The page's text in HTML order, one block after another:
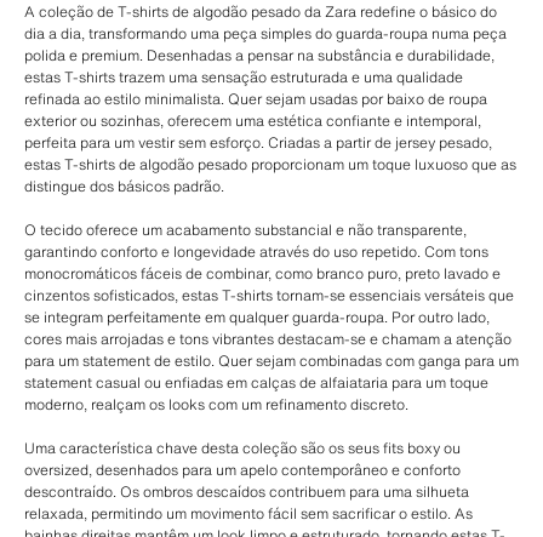
A coleção de T-shirts de algodão pesado da Zara redefine o básico do
dia a dia, transformando uma peça simples do guarda-roupa numa peça
polida e premium. Desenhadas a pensar na substância e durabilidade,
estas T-shirts trazem uma sensação estruturada e uma qualidade
refinada ao estilo minimalista. Quer sejam usadas por baixo de roupa
exterior ou sozinhas, oferecem uma estética confiante e intemporal,
perfeita para um vestir sem esforço. Criadas a partir de jersey pesado,
estas T-shirts de algodão pesado proporcionam um toque luxuoso que as
distingue dos básicos padrão.
O tecido oferece um acabamento substancial e não transparente,
garantindo conforto e longevidade através do uso repetido. Com tons
monocromáticos fáceis de combinar, como branco puro, preto lavado e
cinzentos sofisticados, estas T-shirts tornam-se essenciais versáteis que
se integram perfeitamente em qualquer guarda-roupa. Por outro lado,
cores mais arrojadas e tons vibrantes destacam-se e chamam a atenção
para um statement de estilo. Quer sejam combinadas com ganga para um
statement casual ou enfiadas em calças de alfaiataria para um toque
moderno, realçam os looks com um refinamento discreto.
Uma característica chave desta coleção são os seus fits boxy ou
oversized, desenhados para um apelo contemporâneo e conforto
descontraído. Os ombros descaídos contribuem para uma silhueta
relaxada, permitindo um movimento fácil sem sacrificar o estilo. As